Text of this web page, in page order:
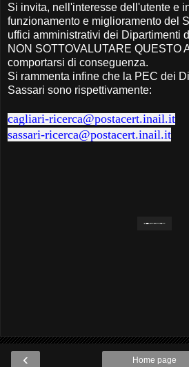
Si invita, nell'interesse dell'utente e
funzionamento e miglioramento del
uffici amministrativi dei Dipartimenti
NON SOTTOVALUTARE QUESTO
comportarsi di conseguenza.
Si rammenta infine che la PEC dei
Sassari sono rispettivamente:
cagliari-ricerca@postacert.inail.it
sassari-ricerca@postacert.inail.it
‹ Home page